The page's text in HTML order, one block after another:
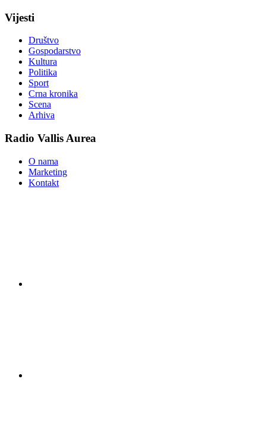
Vijesti
Društvo
Gospodarstvo
Kultura
Politika
Sport
Crna kronika
Scena
Arhiva
Radio Vallis Aurea
O nama
Marketing
Kontakt